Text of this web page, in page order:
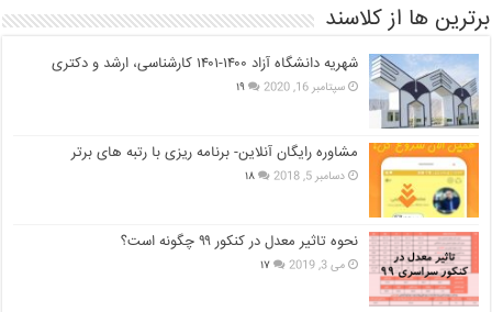
برترین ها از کلاسند
شهریه دانشگاه آزاد ۱۴۰۰-۱۴۰۱ کارشناسی، ارشد و دکتری
سپتامبر 16, 2020 ۱۹
مشاوره رایگان آنلاین- برنامه ریزی با رتبه های برتر
دسامبر 5, 2018 ۱۸
نحوه تاثیر معدل در کنکور ۹۹ چگونه است؟
می 3, 2019 ۱۷